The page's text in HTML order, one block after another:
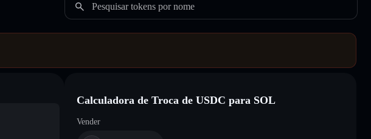
Pesquisar tokens por nome
Calculadora de Troca de USDC para SOL
Vender